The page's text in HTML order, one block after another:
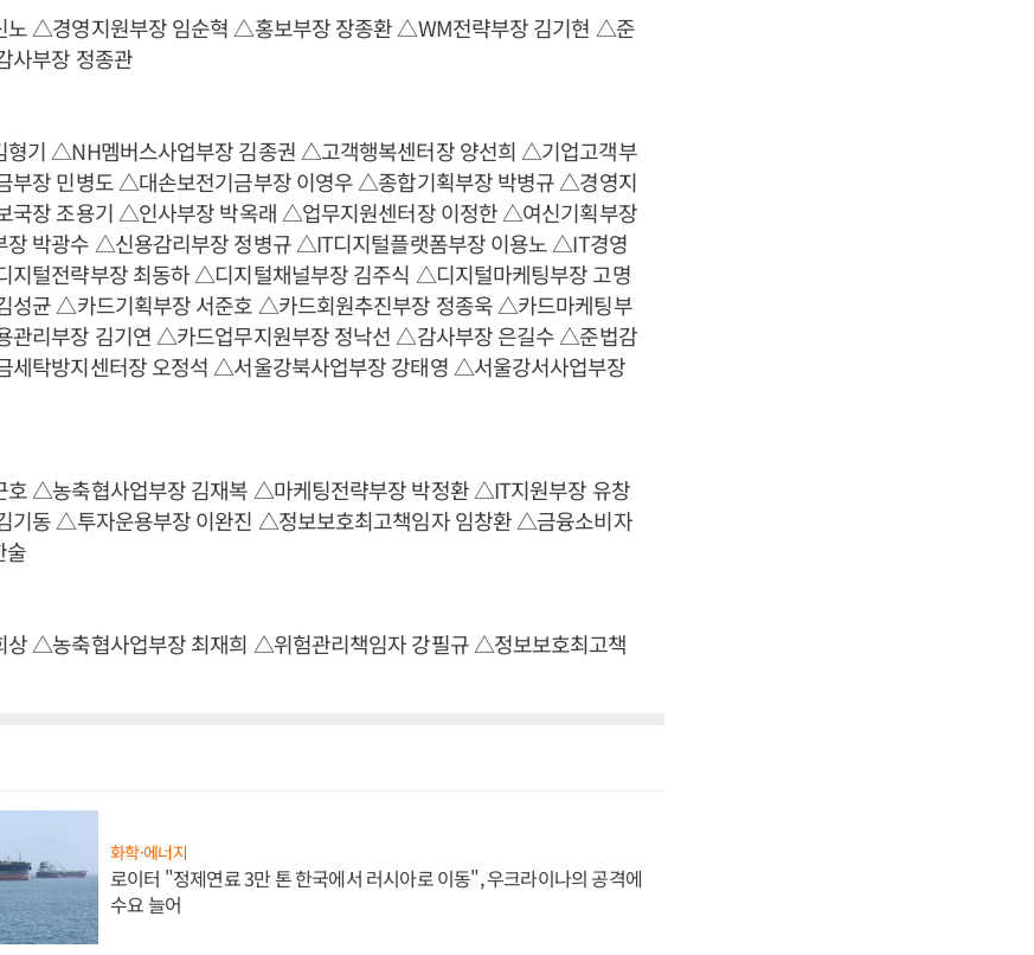
노 △경영지원부장 임순혁 △홍보부장 장종환 △WM전략부장 김기현 △준
사부장 정종관
기 △NH멤버스사업부장 김종권 △고객행복센터장 양선희 △기업고객부
부장 민병도 △대손보전기금부장 이영우 △종합기획부장 박병규 △경영지
국장 조용기 △인사부장 박옥래 △업무지원센터장 이정한 △여신기획부장
박광수 △신용감리부장 정병규 △IT디지털플랫폼부장 이용노 △IT경영
지털전략부장 최동하 △디지털채널부장 김주식 △디지털마케팅부장 고명
성균 △카드기획부장 서준호 △카드회원추진부장 정종욱 △카드마케팅부
관리부장 김기연 △카드업무지원부장 정낙선 △감사부장 은길수 △준법감
세탁방지센터장 오정석 △서울강북사업부장 강태영 △서울강서사업부장
△농축협사업부장 김재복 △마케팅전략부장 박정환 △IT지원부장 유창
기동 △투자운용부장 이완진 △정보보호최고책임자 임창환 △금융소비자
술
△농축협사업부장 최재희 △위험관리책임자 강필규 △정보보호최고책
화학·에너지
로이터 "정제연료 3만 톤 한국에서 러시아로 이동", 우크라이나의 공격에
수요 늘어